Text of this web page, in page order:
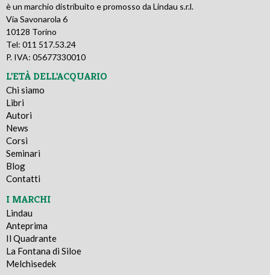
è un marchio distribuito e promosso da Lindau s.r.l.
Via Savonarola 6
10128 Torino
Tel: 011 517.53.24
P. IVA: 05677330010
L'ETÀ DELL'ACQUARIO
Chi siamo
Libri
Autori
News
Corsi
Seminari
Blog
Contatti
I MARCHI
Lindau
Anteprima
Il Quadrante
La Fontana di Siloe
Melchisedek